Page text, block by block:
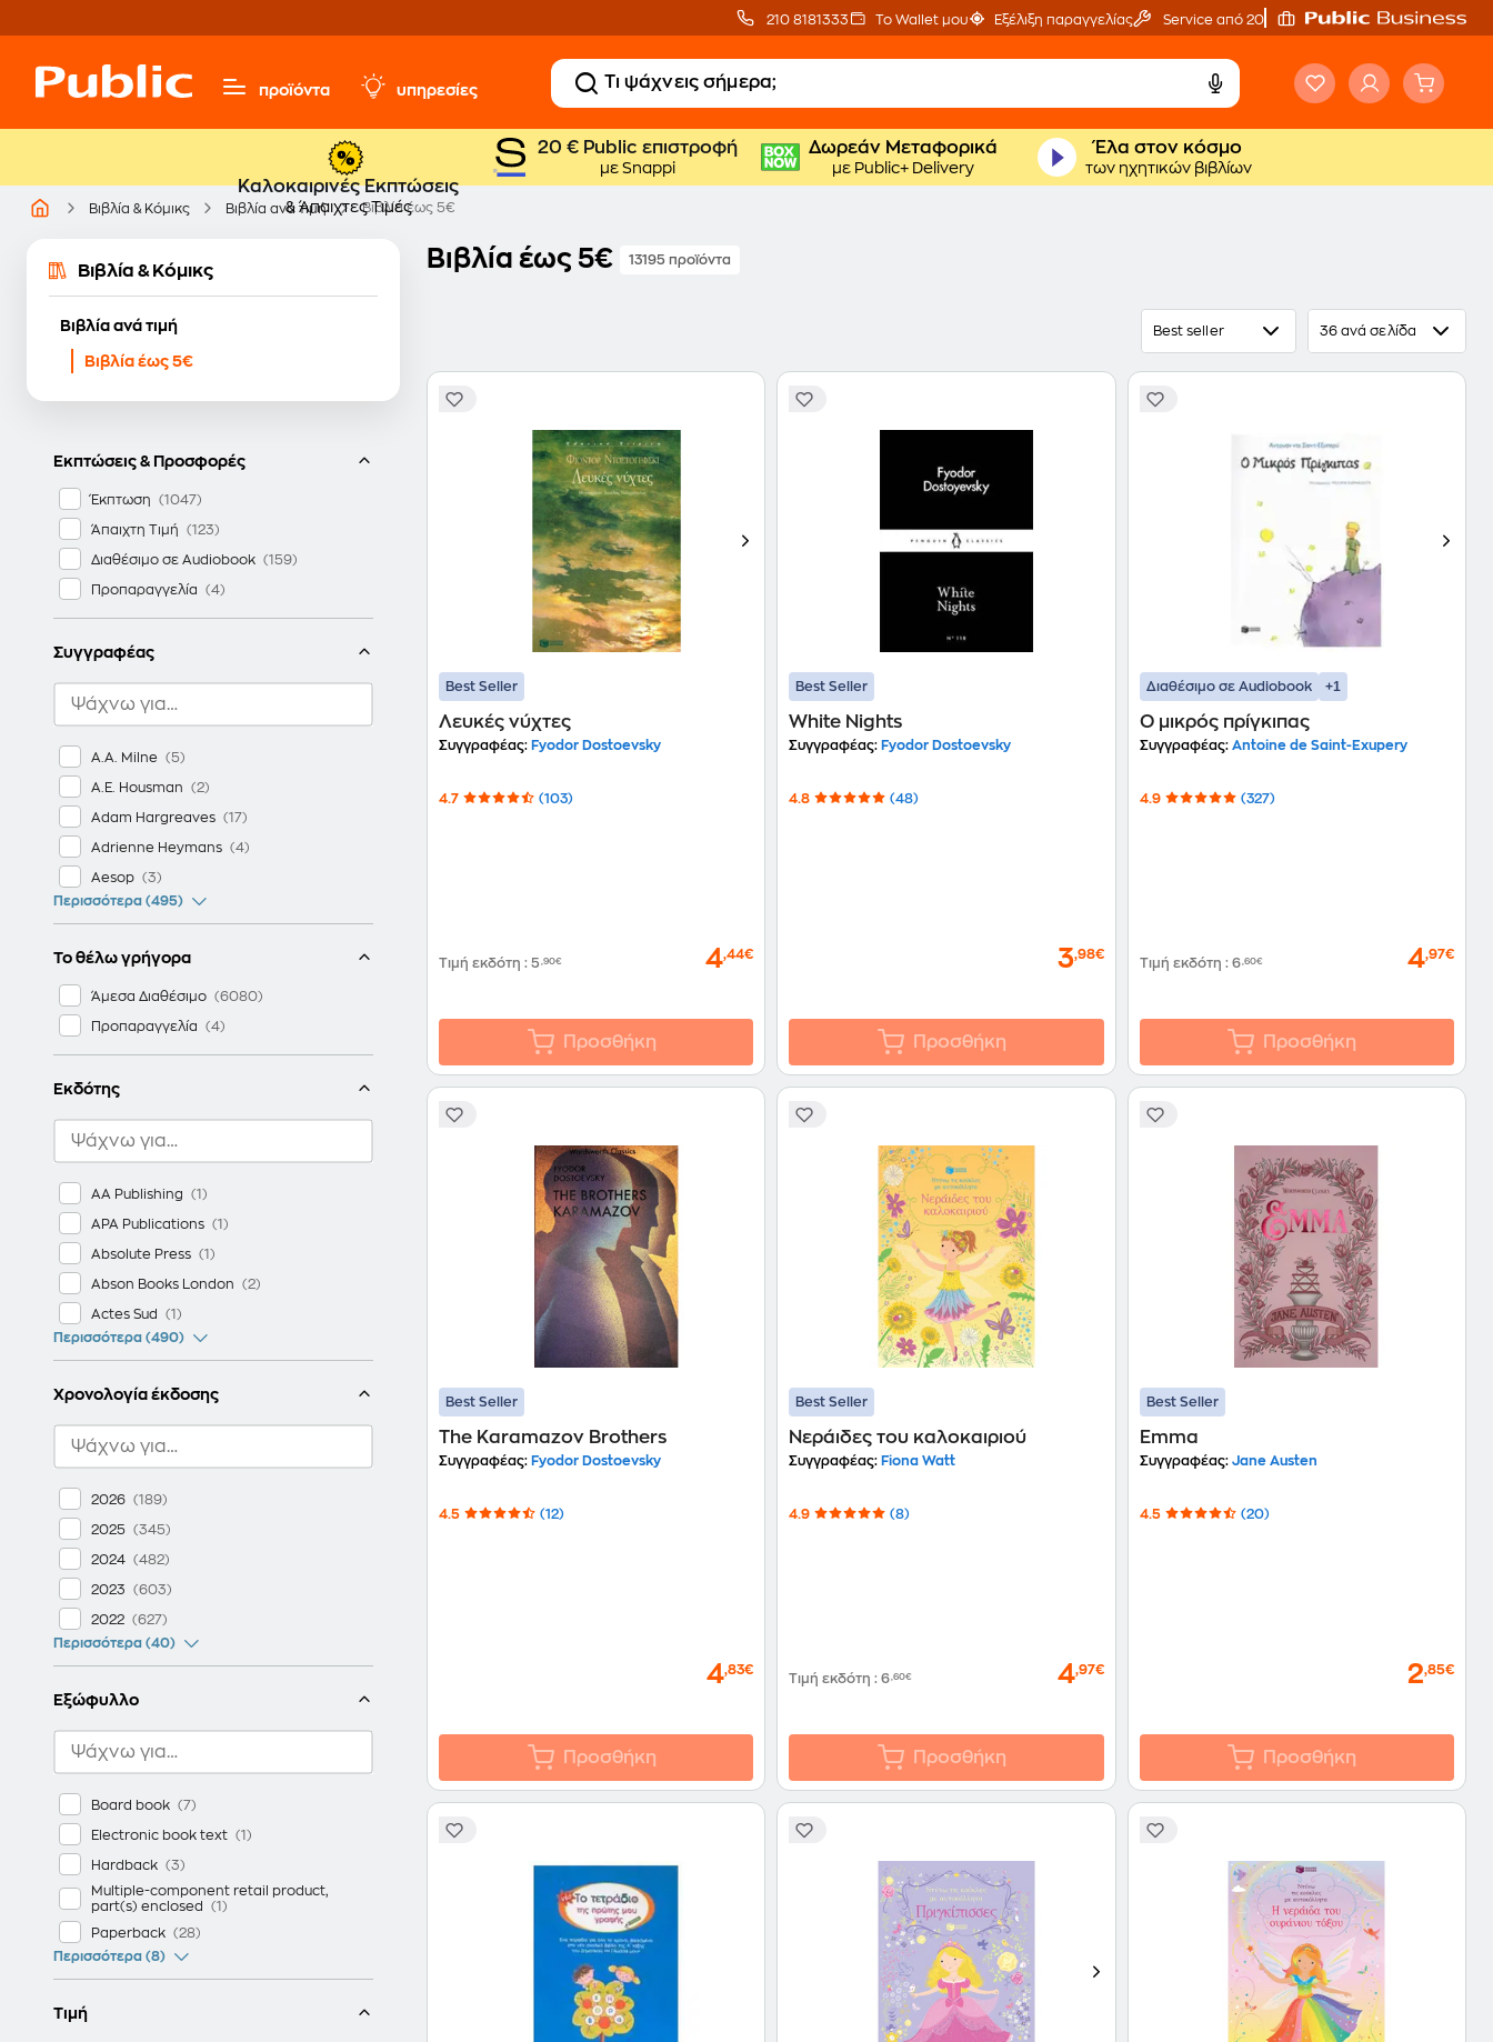
210 8181333 Το Wallet μου Εξέλιξη παραγγελίας Service από 20'
προϊόντα υπηρεσίες
Καλοκαιρινές Εκπτώσεις
& Άπαιχτες Τιμές
20 € Public επιστροφή
με Snappi
Δωρεάν Μεταφορικά
με Public+ Delivery
Έλα στον κόσμο
των ηχητικών βιβλίων
Βιβλία & Κόμικς Βιβλία ανά τιμή Βιβλία έως 5€
Βιβλία & Κόμικς
Βιβλία ανά τιμή
Βιβλία έως 5€
Εκπτώσεις & Προσφορές
Έκπτωση
Άπαιχτη Τιμή
Διαθέσιμο σε Audiobook
Προπαραγγελία
Συγγραφέας
A.A. Milne
A.E. Housman
Adam Hargreaves
Adrienne Heymans
Aesop
Περισσότερα (495)
Το θέλω γρήγορα
Άμεσα Διαθέσιμο
Προπαραγγελία
Εκδότης
AA Publishing
APA Publications
Absolute Press
Abson Books London
Actes Sud
Περισσότερα (490)
Χρονολογία έκδοσης
2026
2025
2024
2023
2022
Περισσότερα (40)
Εξώφυλλο
Board book
Electronic book text
Hardback
Multiple-component retail product,
part(s) enclosed
Paperback
Περισσότερα (8)
Τιμή
Βιβλία έως 5€ 13195 προϊόντα
Best seller 36 ανά σελίδα
Best Seller
Λευκές νύχτες
Συγγραφέας: Fyodor Dostoevsky
4.7 (103)
Τιμή εκδότη : 5,90€ 4,44€
Προσθήκη
Best Seller
White Nights
Συγγραφέας: Fyodor Dostoevsky
4.8 (48)
3,98€
Προσθήκη
Διαθέσιμο σε Audiobook +1
Ο μικρός πρίγκιπας
Συγγραφέας:Antoine de Saint-Exupery
4.9 (327)
Τιμή εκδότη : 6,60€ 4,97€
Προσθήκη
Best Seller
The Karamazov Brothers
Συγγραφέας: Fyodor Dostoevsky
4.5 (12)
4,83€
Προσθήκη
Best Seller
Νεράιδες του καλοκαιριού
Συγγραφέας: Fiona Watt
4.9 (8)
Τιμή εκδότη:6,60€ 4,97€
Προσθήκη
Best Seller
Emma
Συγγραφέας:Jane Austen
4.5 (20)
2,85€
Προσθήκη